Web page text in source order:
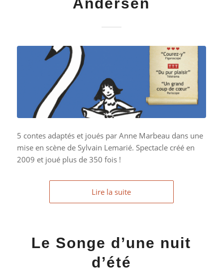
Andersen
5 contes adaptés et joués par Anne Marbeau dans une
mise en scène de Sylvain Lemarié. Spectacle créé en
2009 et joué plus de 350 fois !
Lire la suite
Le Songe d’une nuit
d’été